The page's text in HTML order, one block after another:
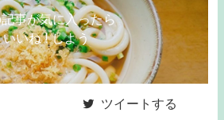
事が気に入ったら
いいね ! しよう
ツイートする